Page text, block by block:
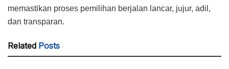
memastikan proses pemilihan berjalan lancar, jujur, adil,
dan transparan.
Related Posts